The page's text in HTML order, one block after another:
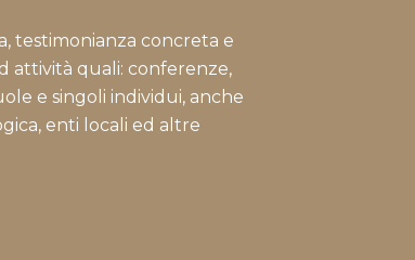
testimonianza concreta e
attività quali: conferenze,
e singoli individui, anche
enti locali ed altre